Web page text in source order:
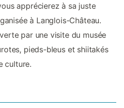
apprécierez à sa juste
à Langlois-Château.
par une visite du musée
pieds-bleus et shiitakés
culture.